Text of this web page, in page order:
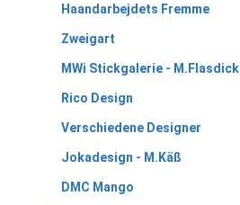
Haandarbejdets Fremme
Zweigart
MWi Stickgalerie - M.Flasdick
Rico Design
Verschiedene Designer
Jokadesign - M.Käß
DMC Mango